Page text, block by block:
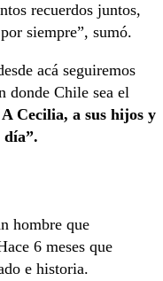
recuerdos juntos,
siempre”, sumó.
acá seguiremos
donde Chile sea el
A Cecilia, a sus hijos y
día”.
hombre que
6 meses que
e historia.